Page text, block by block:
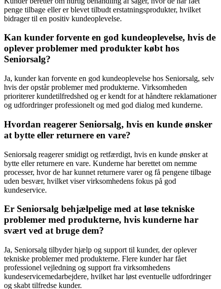
penge tilbage eller er blevet tilbudt erstatningsprodukter, hvilket
bidrager til en positiv kundeoplevelse.
Kan kunder forvente en god kundeoplevelse, hvis de
oplever problemer med produkter købt hos
Seniorsalg?
Ja, kunder kan forvente en god kundeoplevelse hos Seniorsalg, selv
hvis der opstår problemer med produkterne. Virksomheden
prioriterer kundetilfredshed og er kendt for at håndtere reklamationer
og udfordringer professionelt og med god dialog med kunderne.
Hvordan reagerer Seniorsalg, hvis en kunde ønsker
at bytte eller returnere en vare?
Seniorsalg reagerer smidigt og retfærdigt, hvis en kunde ønsker at
bytte eller returnere en vare. Kunderne har berettet om nemme
processer, hvor de har kunnet returnere varer og få pengene tilbage
uden besvær, hvilket viser virksomhedens fokus på god
kundeservice.
Er Seniorsalg behjælpelige med at løse tekniske
problemer med produkterne, hvis kunderne har
svært ved at bruge dem?
Ja, Seniorsalg tilbyder hjælp og support til kunder, der oplever
tekniske problemer med produkterne. Flere kunder har fået
professionel vejledning og support fra virksomhedens
kundeservicemedarbejdere, hvilket har løst eventuelle udfordringer
og skabt tilfredse kunder.